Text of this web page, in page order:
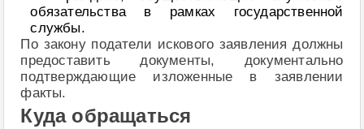
обязательства в рамках государственной
службы.
По закону податели искового заявления должны
предоставить документы, документально
подтверждающие изложенные в заявлении
факты.
Куда обращаться